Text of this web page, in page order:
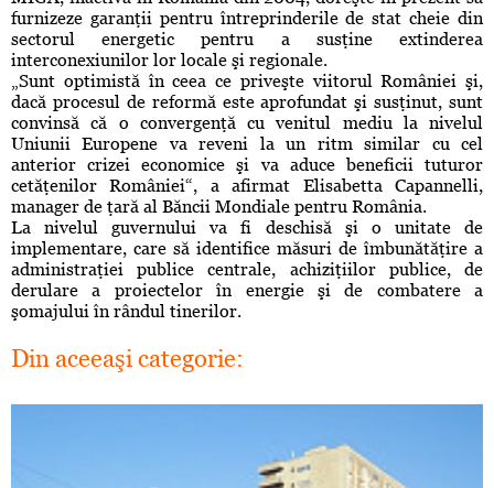
furnizeze garanţii pentru întreprinderile de stat cheie din
sectorul energetic pentru a susţine extinderea
interconexiunilor lor locale şi regionale.
„Sunt optimistă în ceea ce priveşte viitorul României şi,
dacă procesul de reformă este aprofundat şi susţinut, sunt
convinsă că o convergenţă cu venitul mediu la nivelul
Uniunii Europene va reveni la un ritm similar cu cel
anterior crizei economice şi va aduce beneficii tuturor
cetăţenilor României“, a afirmat Elisabetta Capannelli,
manager de ţară al Băncii Mondiale pentru România.
La nivelul guvernului va fi deschisă şi o unitate de
implementare, care să identifice măsuri de îmbunătăţire a
administraţiei publice centrale, achiziţiilor publice, de
derulare a proiectelor în energie şi de combatere a
şomajului în rândul tinerilor.
Din aceeaşi categorie: